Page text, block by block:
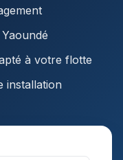
à votre flotte
installation